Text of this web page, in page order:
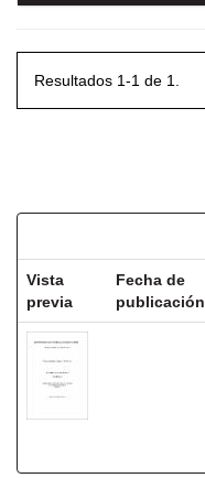
Resultados 1-1 de 1.
Vista
previa
Fecha de
publicación